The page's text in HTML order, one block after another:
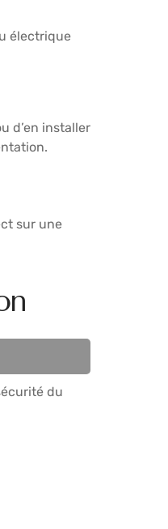
électrique
d’en installer
sur une
du